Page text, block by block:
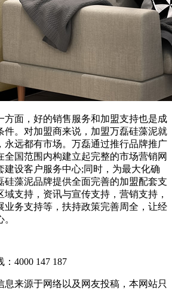
面，好的销售服务和加盟支持也是成
件。对加盟商来说，加盟万磊硅藻泥就
永远都有市场。万磊通过推行品牌推广
全国范围内构建立起完整的市场营销网
建设客户服务中心;同时，为最大化确
硅藻泥品牌提供全面完善的加盟配套支
支持，资讯与宣传支持，营销支持，
业务支持等，扶持政策完善周全，让经
4000 147 187
息来源于网络以及网友投稿，本网站只